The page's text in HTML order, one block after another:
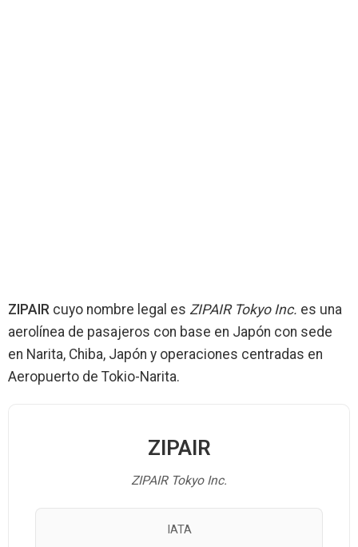
ZIPAIR cuyo nombre legal es ZIPAIR Tokyo Inc. es una
aerolínea de pasajeros con base en Japón con sede
en Narita, Chiba, Japón y operaciones centradas en
Aeropuerto de Tokio-Narita.
ZIPAIR
ZIPAIR Tokyo Inc.
IATA